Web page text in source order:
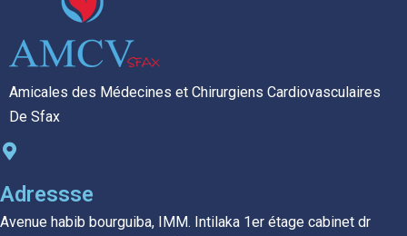
Amicales des Médecines et Chirurgiens Cardiovasculaires
De Sfax
Adressse
Avenue habib bourguiba, IMM. Intilaka 1er étage cabinet dr